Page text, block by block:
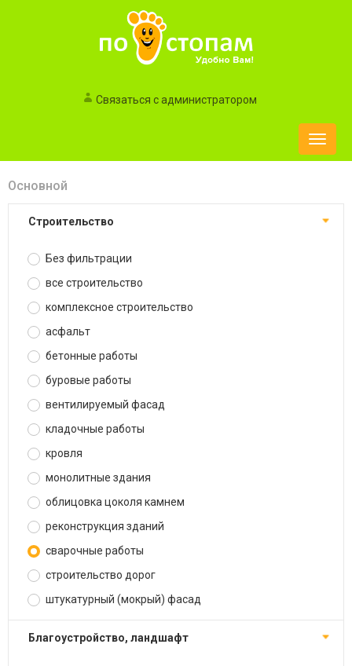
Связаться с администратором
Toggle
Основной
строительство
Без фильтрации
все строительство
комплексное строительство
асфальт
бетонные работы
буровые работы
вентилируемый фасад
кладочные работы
кровля
монолитные здания
облицовка цоколя камнем
реконструкция зданий
сварочные работы
строительство дорог
штукатурный (мокрый) фасад
благоустройство, ландшафт